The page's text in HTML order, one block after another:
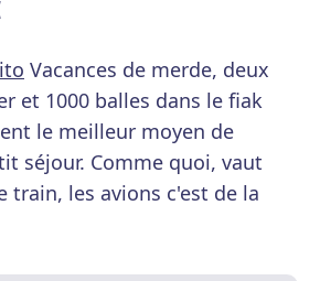
Vacances de merde, deux
et 1000 balles dans le fiak
le meilleur moyen de
séjour. Comme quoi, vaut
train, les avions c'est de la